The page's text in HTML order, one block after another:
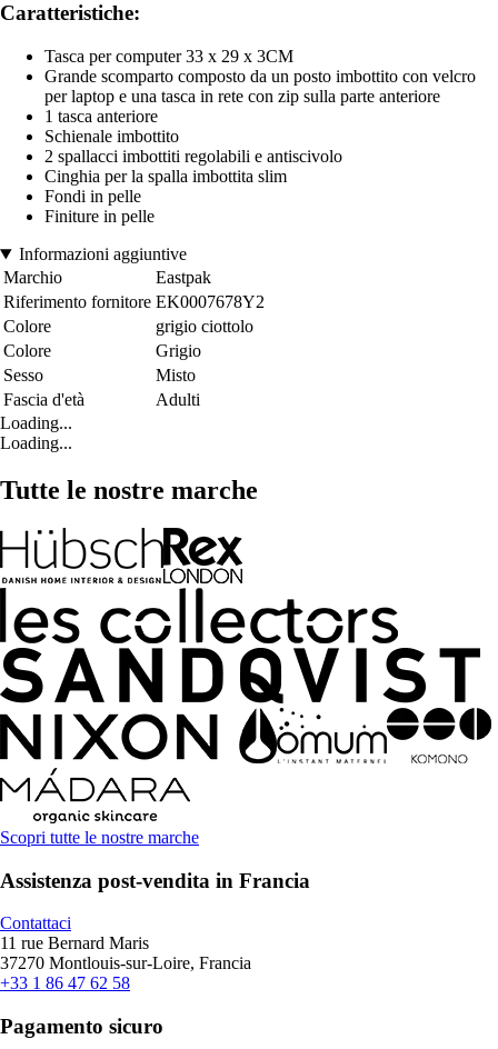
Caratteristiche:
Tasca per computer 33 x 29 x 3CM
Grande scomparto composto da un posto imbottito con velcro
per laptop e una tasca in rete con zip sulla parte anteriore
1 tasca anteriore
Schienale imbottito
2 spallacci imbottiti regolabili e antiscivolo
Cinghia per la spalla imbottita slim
Fondi in pelle
Finiture in pelle
Informazioni aggiuntive
Marchio
Eastpak
Riferimento fornitore EK0007678Y2
Colore
grigio ciottolo
Colore
Grigio
Sesso
Misto
Fascia d'età
Adulti
Loading...
Loading...
Tutte le nostre marche
Scopri tutte le nostre marche
Assistenza post-vendita in Francia
Contattaci
11 rue Bernard Maris
37270 Montlouis-sur-Loire, Francia
+33 1 86 47 62 58
Pagamento sicuro